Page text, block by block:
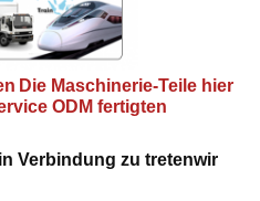
Die Maschinerie-Teile hier
ODM fertigten
Verbindung zu tretenwir